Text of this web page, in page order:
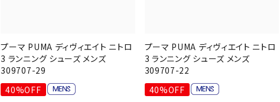
Wacoa
Wstud
プーマ PUMA ディヴィエイト ニトロ
3 ランニング シューズ メンズ
309707-29
40%OFF
プーマ PUMA ディヴィエイト ニトロ
3 ランニング シューズ メンズ
309707-22
40%OFF